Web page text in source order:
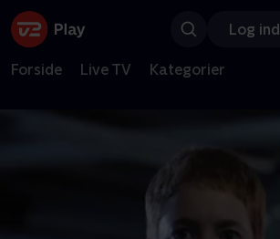
Log ind
Forside Live TV Kategorier